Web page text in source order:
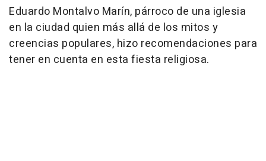
Eduardo Montalvo Marín, párroco de una iglesia
en la ciudad quien más allá de los mitos y
creencias populares, hizo recomendaciones para
tener en cuenta en esta fiesta religiosa.